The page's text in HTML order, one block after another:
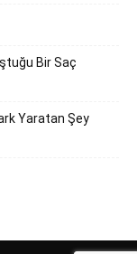
Bir Saç
Yaratan Şey